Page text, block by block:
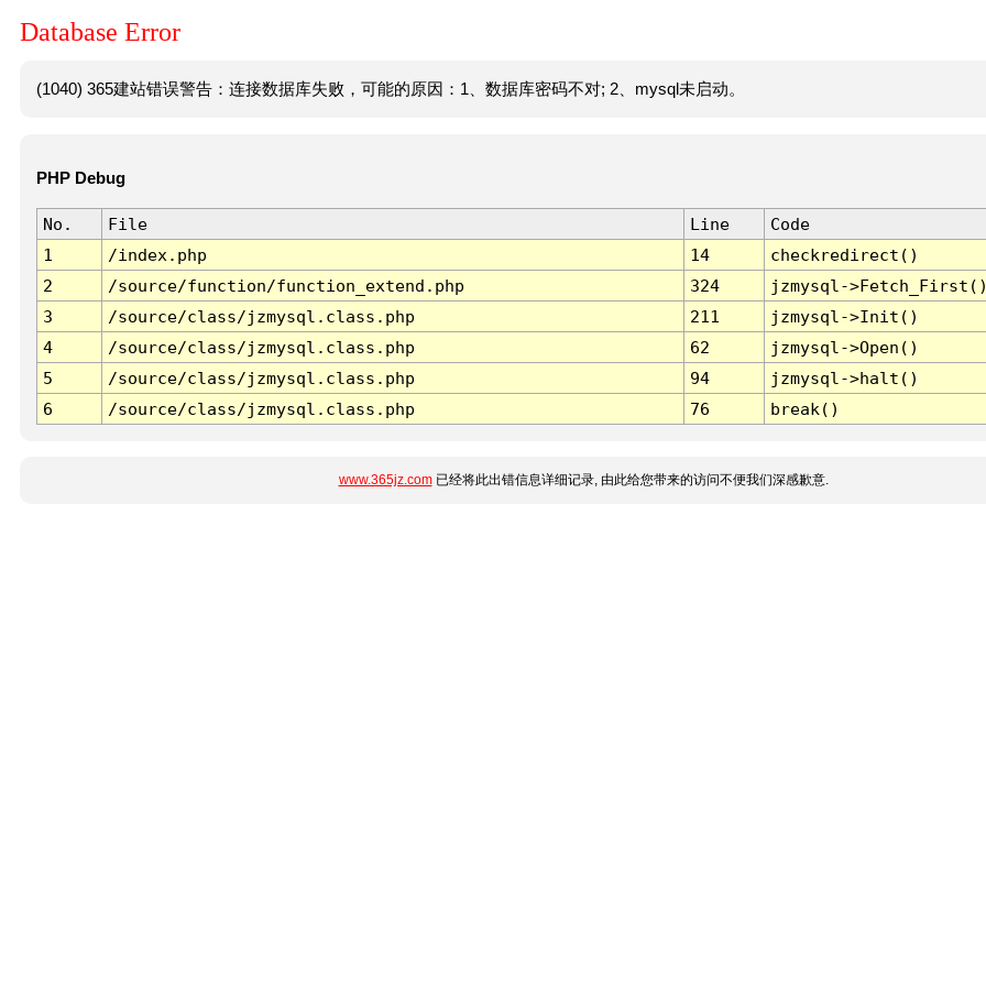
Database Error
(1040) 365建站错误警告：连接数据库失败，可能的原因：1、数据库密码不对; 2、mysql未启动。
PHP Debug
No. File Line
Code
1
/index.php 14
checkredirect()
2
/source/function/function_extend.php 324
jzmysql-
3
/source/class/jzmysql.class.php 211
jzmysql->Init()
4
/source/class/jzmysql.class.php 62
jzmysql->Open()
5
/source/class/jzmysql.class.php 94
jzmysql->halt()
6
/source/class/jzmysql.class.php 76 break()
www.365jz.com已经将此出错信息详细记录, 由此给您带来的访问不便我们深感歉意.